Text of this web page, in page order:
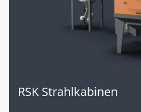
RSK Strahlkabinen